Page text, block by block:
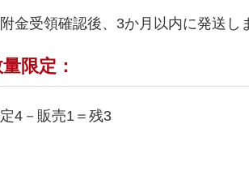
金受領確認後、3か月以内に発送し
限定：
4－販売1＝残3